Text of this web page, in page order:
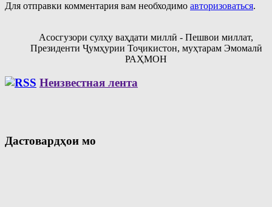
Для отправки комментария вам необходимо авторизоваться.
Асосгузори сулҳу ваҳдати миллӣ - Пешвои миллат,
Президенти Ҷумҳурии Тоҷикистон, муҳтарам Эмомалӣ
РАҲМОН
Неизвестная лента
Дастовардҳои мо